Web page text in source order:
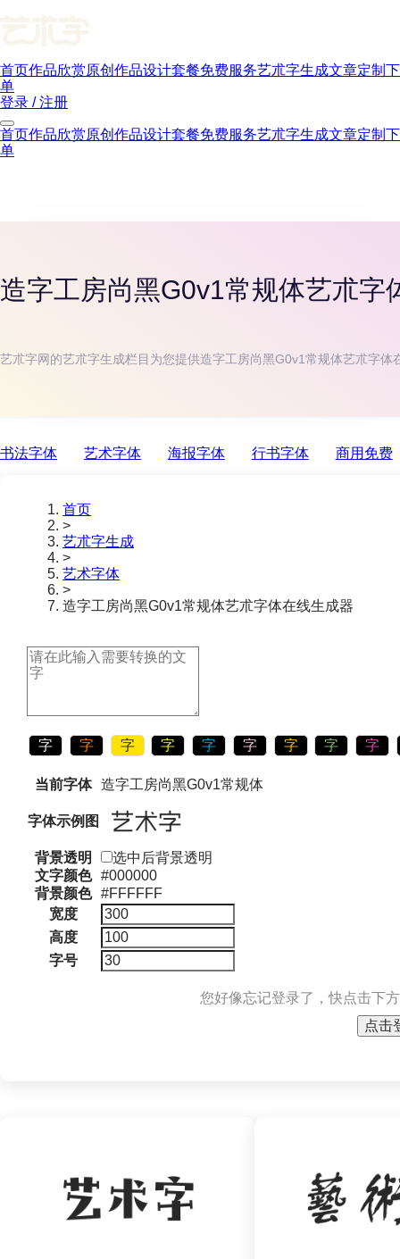
首页作品欣赏原创作品设计套餐免费服务艺朮字生成文章定制下
单
登录 / 注册
首页作品欣赏原创作品设计套餐免费服务艺朮字生成文章定制下
单
造字工房尚黑G0v1常规体艺朮字
艺朮字网的艺朮字生成栏目为您提供造字工房尚黑G0v1常规体艺朮字体
书法字体 艺术字体 海报字体 行书字体 商用免费
首页
>
艺朮字生成
>
艺术字体
>
造字工房尚黑G0v1常规体艺朮字体在线生成器
字 字 字 字 字 字 字 字 字
当前字体 造字工房尚黑G0v1常规体
字体示例图
背景透明
选中后背景透明
文字颜色 #000000
背景颜色 #FFFFFF
宽度
高度
字号
您好像忘记登录了，快点击下
点击